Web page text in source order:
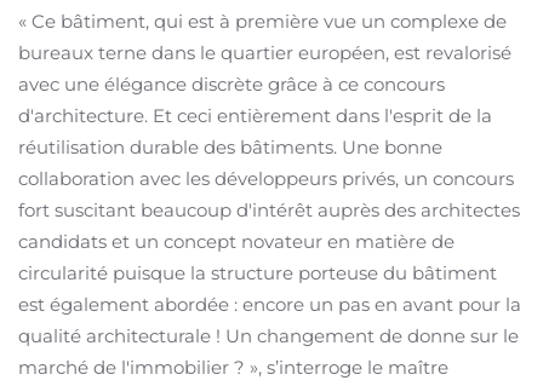
« Ce bâtiment, qui est à première vue un complexe de
bureaux terne dans le quartier européen, est revalorisé
avec une élégance discrète grâce à ce concours
d'architecture. Et ceci entièrement dans l'esprit de la
réutilisation durable des bâtiments. Une bonne
collaboration avec les développeurs privés, un concours
fort suscitant beaucoup d'intérêt auprès des architectes
candidats et un concept novateur en matière de
circularité puisque la structure porteuse du bâtiment
est également abordée : encore un pas en avant pour la
qualité architecturale ! Un changement de donne sur le
marché de l'immobilier ? », s’interroge le maître